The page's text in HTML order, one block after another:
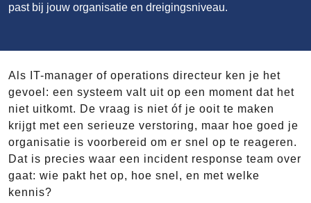
past bij jouw organisatie en dreigingsniveau.
Als IT-manager of operations directeur ken je het
gevoel: een systeem valt uit op een moment dat het
niet uitkomt. De vraag is niet óf je ooit te maken
krijgt met een serieuze verstoring, maar hoe goed je
organisatie is voorbereid om er snel op te reageren.
Dat is precies waar een incident response team over
gaat: wie pakt het op, hoe snel, en met welke
kennis?